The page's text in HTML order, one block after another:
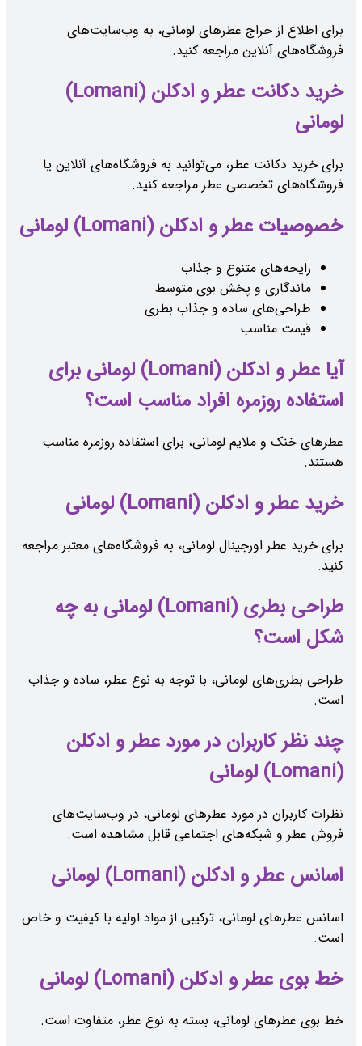
برای اطلاع از حراج عطرهای لومانی، به وب‌سایت‌های
فروشگاه‌های آنلاین مراجعه کنید.
خرید دکانت عطر و ادکلن (Lomani)
لومانی
برای خرید دکانت عطر، می‌توانید به فروشگاه‌های آنلاین یا
فروشگاه‌های تخصصی عطر مراجعه کنید.
خصوصیات عطر و ادکلن (Lomani) لومانی
رایحه‌های متنوع و جذاب
ماندگاری و پخش بوی متوسط
طراحی‌های ساده و جذاب بطری
قیمت مناسب
آیا عطر و ادکلن (Lomani) لومانی برای
استفاده روزمره افراد مناسب است؟
عطرهای خنک و ملایم لومانی، برای استفاده روزمره مناسب
هستند.
خرید عطر و ادکلن (Lomani) لومانی
برای خرید عطر اورجینال لومانی، به فروشگاه‌های معتبر مراجعه
کنید.
طراحی بطری (Lomani) لومانی به چه
شکل است؟
طراحی بطری‌های لومانی، با توجه به نوع عطر، ساده و جذاب
است.
چند نظر کاربران در مورد عطر و ادکلن
(Lomani) لومانی
نظرات کاربران در مورد عطرهای لومانی، در وب‌سایت‌های
فروش عطر و شبکه‌های اجتماعی قابل مشاهده است.
اسانس عطر و ادکلن (Lomani) لومانی
اسانس عطرهای لومانی، ترکیبی از مواد اولیه با کیفیت و خاص
است.
خط بوی عطر و ادکلن (Lomani) لومانی
خط بوی عطرهای لومانی، بسته به نوع عطر، متفاوت است.